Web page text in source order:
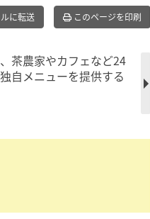
に転送 このページを印刷
茶農家やカフェなど24
自メニューを提供する